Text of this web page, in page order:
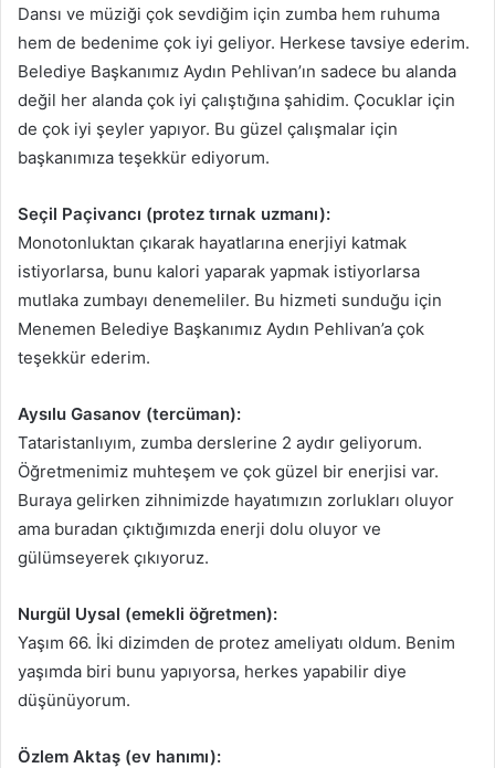
Dansı ve müziği çok sevdiğim için zumba hem ruhuma
hem de bedenime çok iyi geliyor. Herkese tavsiye ederim.
Belediye Başkanımız Aydın Pehlivan’ın sadece bu alanda
değil her alanda çok iyi çalıştığına şahidim. Çocuklar için
de çok iyi şeyler yapıyor. Bu güzel çalışmalar için
başkanımıza teşekkür ediyorum.
Seçil Paçivancı (protez tırnak uzmanı):
Monotonluktan çıkarak hayatlarına enerjiyi katmak
istiyorlarsa, bunu kalori yaparak yapmak istiyorlarsa
mutlaka zumbayı denemeliler. Bu hizmeti sunduğu için
Menemen Belediye Başkanımız Aydın Pehlivan’a çok
teşekkür ederim.
Aysılu Gasanov (tercüman):
Tataristanlıyım, zumba derslerine 2 aydır geliyorum.
Öğretmenimiz muhteşem ve çok güzel bir enerjisi var.
Buraya gelirken zihnimizde hayatımızın zorlukları oluyor
ama buradan çıktığımızda enerji dolu oluyor ve
gülümseyerek çıkıyoruz.
Nurgül Uysal (emekli öğretmen):
Yaşım 66. İki dizimden de protez ameliyatı oldum. Benim
yaşımda biri bunu yapıyorsa, herkes yapabilir diye
düşünüyorum.
Özlem Aktaş (ev hanımı):